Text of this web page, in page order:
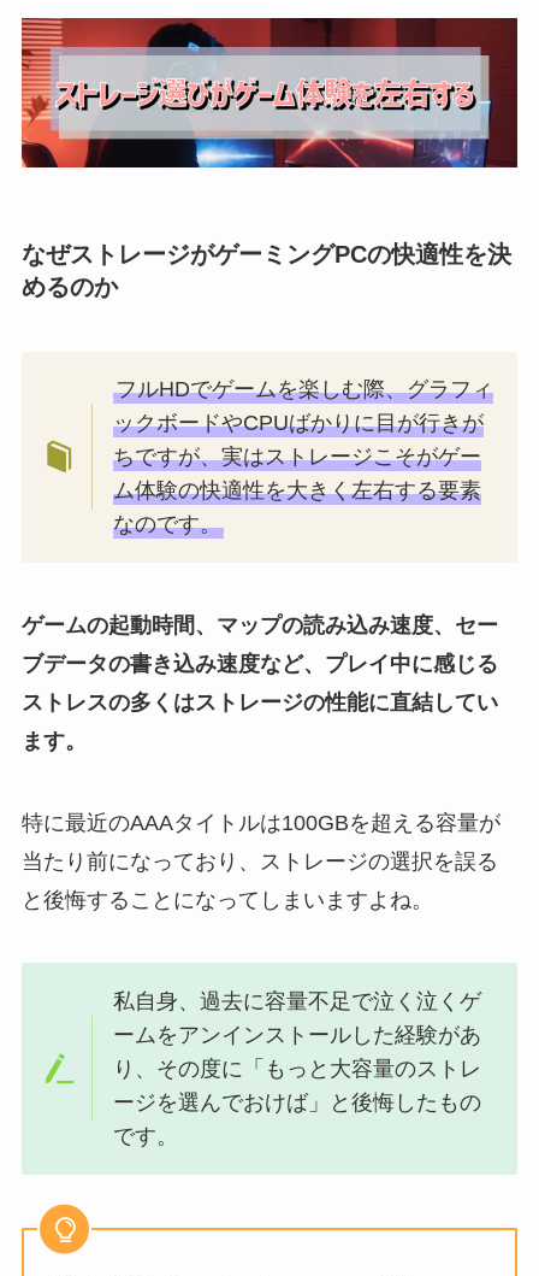
なぜストレージがゲーミングPCの快適性を決
めるのか
フルHDでゲームを楽しむ際、グラフィ
ックボードやCPUばかりに目が行きが
ちですが、実はストレージこそがゲー
ム体験の快適性を大きく左右する要素
なのです。
ゲームの起動時間、マップの読み込み速度、セー
ブデータの書き込み速度など、プレイ中に感じる
ストレスの多くはストレージの性能に直結してい
ます。
特に最近のAAAタイトルは100GBを超える容量が
当たり前になっており、ストレージの選択を誤る
と後悔することになってしまいますよね。
私自身、過去に容量不足で泣く泣くゲ
ームをアンインストールした経験があ
り、その度に「もっと大容量のストレ
ージを選んでおけば」と後悔したもの
です。